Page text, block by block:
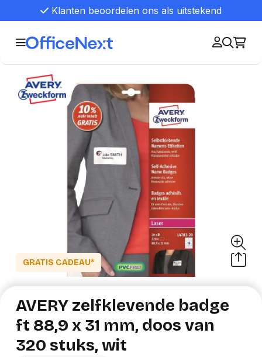
Klanten beoordelen ons als uitstekend
GRATIS CADEAU*
AVERY zelfklevende badge
ft 88,9 x 31 mm, doos van
320 stuks, wit